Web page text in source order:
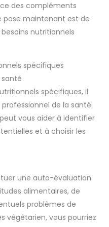
garanti sans OGM et sans
des compléments
pose maintenant est de
nutritionnels
spécifiques
spécifiques, il
de la santé.
vous aider à identifier
et à choisir les
une auto-évaluation
alimentaires, de
problèmes de
végétarien, vous pourriez